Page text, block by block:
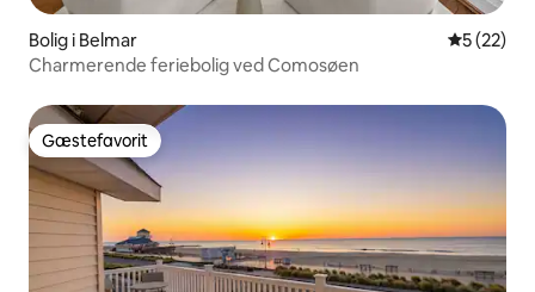
Bolig i Belmar 5 ud af 5 i
5 (22)
Charmerende feriebolig ved Comosøen
Gæstefavorit
Gæstefavorit